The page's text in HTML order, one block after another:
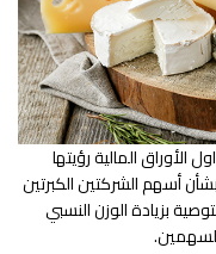
المالية رؤيتها
أسهم الشركتين الكبرتين
بزيادة الوزن النسبي